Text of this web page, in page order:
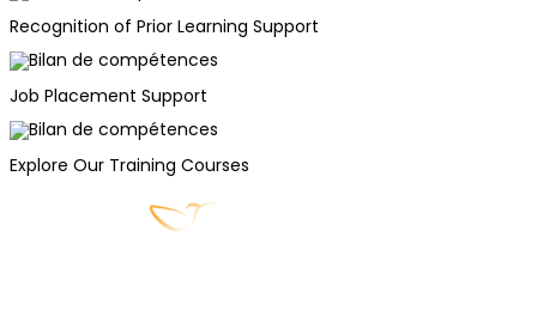
Recognition of Prior Learning Support
Job Placement Support
Explore Our Training Courses